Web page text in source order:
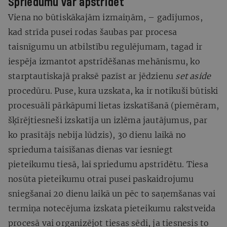
Viena no būtiskākajām izmaiņām, – gadījumos,
kad strīda pusei rodas šaubas par procesa
taisnīgumu un atbilstību regulējumam, tagad ir
iespēja izmantot apstrīdēšanas mehānismu, ko
starptautiskajā praksē pazīst ar jēdzienu set aside
procedūru. Puse, kura uzskata, ka ir notikuši būtiski
procesuāli pārkāpumi lietas izskatīšanā (piemēram,
šķīrējtiesneši izskatīja un izlēma jautājumus, par
ko prasītājs nebija lūdzis), 30 dienu laikā no
sprieduma taisīšanas dienas var iesniegt
pieteikumu tiesā, lai spriedumu apstrīdētu. Tiesa
nosūta pieteikumu otrai pusei paskaidrojumu
sniegšanai 20 dienu laikā un pēc to saņemšanas vai
termiņa notecējuma izskata pieteikumu rakstveida
procesā vai organizējot tiesas sēdi, ja tiesnesis to